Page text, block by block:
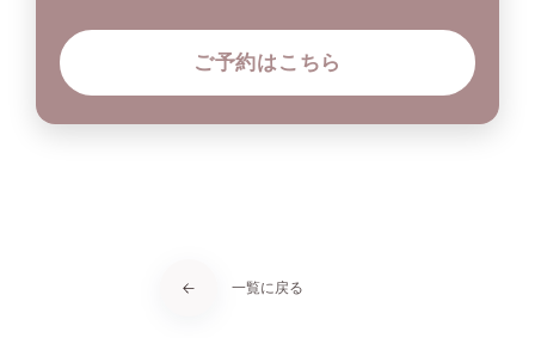
ご予約はこちら
一覧に戻る